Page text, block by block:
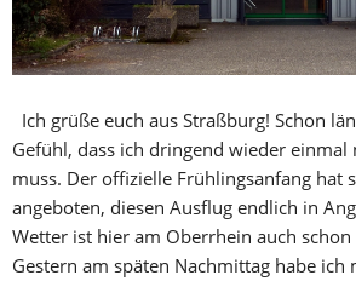
Ich grüße euch aus Straßburg! Schon
Gefühl, dass ich dringend wieder einmal
muss. Der offizielle Frühlingsanfang hat
angeboten, diesen Ausflug endlich in
Wetter ist hier am Oberrhein auch
Gestern am späten Nachmittag habe ich